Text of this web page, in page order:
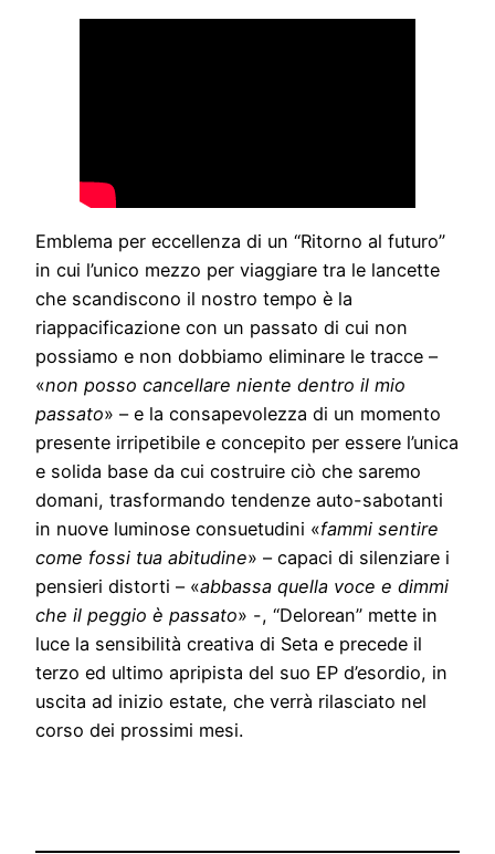
Emblema per eccellenza di un “Ritorno al futuro”
in cui l’unico mezzo per viaggiare tra le lancette
che scandiscono il nostro tempo è la
riappacificazione con un passato di cui non
possiamo e non dobbiamo eliminare le tracce –
«non posso cancellare niente dentro il mio
passato» – e la consapevolezza di un momento
presente irripetibile e concepito per essere l’unica
e solida base da cui costruire ciò che saremo
domani, trasformando tendenze auto-sabotanti
in nuove luminose consuetudini «fammi sentire
come fossi tua abitudine» – capaci di silenziare i
pensieri distorti – «abbassa quella voce e dimmi
che il peggio è passato» -, “Delorean” mette in
luce la sensibilità creativa di Seta e precede il
terzo ed ultimo apripista del suo EP d’esordio, in
uscita ad inizio estate, che verrà rilasciato nel
corso dei prossimi mesi.